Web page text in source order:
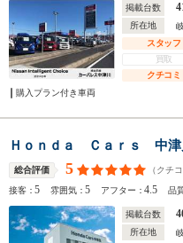
掲載台数
所在地
スタッフ
買取
クチコミ
購入プラン付き車両
Ｈｏｎｄａ Ｃａｒｓ 中
総合評価 5 （クチ
接客：5 雰囲気：5 アフター：4.5 品
掲載台数
所在地